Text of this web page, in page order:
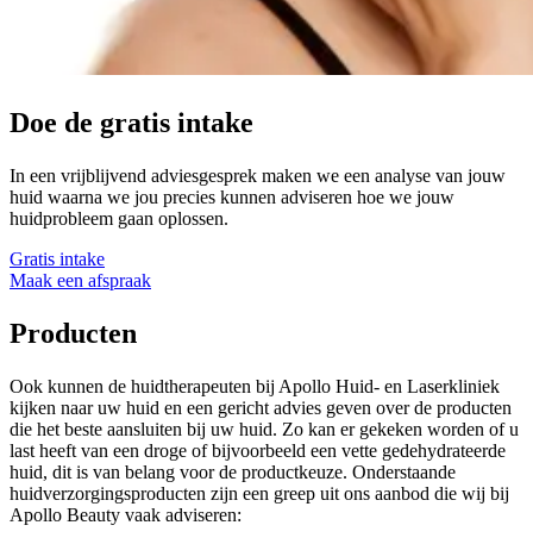
Doe de gratis intake
In een vrijblijvend adviesgesprek maken we een analyse van jouw
huid waarna we jou precies kunnen adviseren hoe we jouw
huidprobleem gaan oplossen.
Gratis intake
Maak een afspraak
Producten
Ook kunnen de huidtherapeuten bij Apollo Huid- en Laserkliniek
kijken naar uw huid en een gericht advies geven over de producten
die het beste aansluiten bij uw huid. Zo kan er gekeken worden of u
last heeft van een droge of bijvoorbeeld een vette gedehydrateerde
huid, dit is van belang voor de productkeuze. Onderstaande
huidverzorgingsproducten zijn een greep uit ons aanbod die wij bij
Apollo Beauty vaak adviseren: